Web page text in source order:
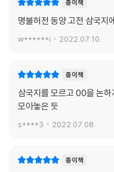
종이책
명불허전 동양 고전 삼국지
w******i 2022.07.10.
종이책
삼국지를 모르고 00을 논
모아놓은 듯
s****3 2022.07.08.
종이책